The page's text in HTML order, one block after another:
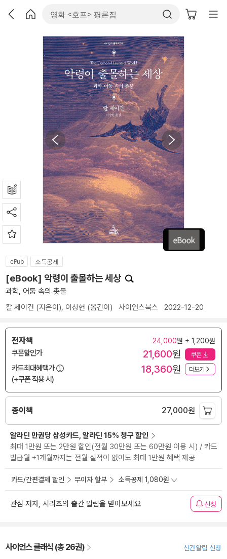
ePub 소득공제
[eBook] 악령이 출몰하는 세상
과학, 어둠 속의 촛불
칼 세이건 (지은이), 이상헌 (옮긴이) 사이언스북스 2022-12-20
전자책 24,000원 + 1,200원
쿠폰할인가 21,600원 쿠폰
카드최대혜택가
(+쿠폰 적용 시)
18,360원 더보기
종이책 27,000원
알라딘 만권당 삼성카드, 알라딘 15% 청구 할인
최대 1만원 또는 2만원 할인(전월 30만원 또는 60만원 이용 시) / 카드
발급월 +1개월까지는 전월 실적이 없어도 최대 1만원 혜택 제공
카드/간편결제 할인 무이자 할부 소득공제 1,080원
관심 저자, 시리즈의 출간 알림을 받아보세요 신청
사이언스 클래식 (총 26권) 신간알림 신청